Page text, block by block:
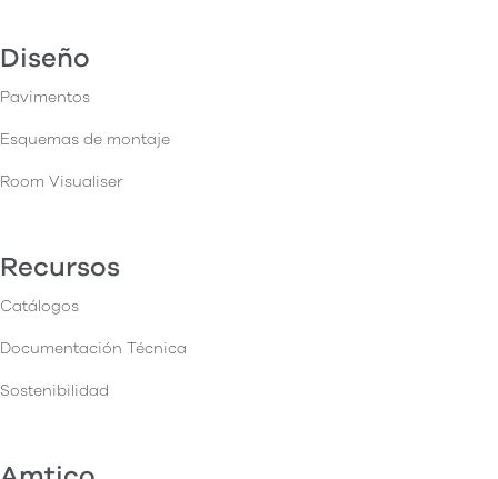
Diseño
Pavimentos
Esquemas de montaje
Room Visualiser
Recursos
Catálogos
Documentación Técnica
Sostenibilidad